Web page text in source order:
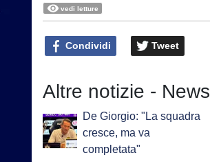
vedi letture
Condividi Tweet
Altre notizie - News
De Giorgio: "La squadra
cresce, ma va
completata"